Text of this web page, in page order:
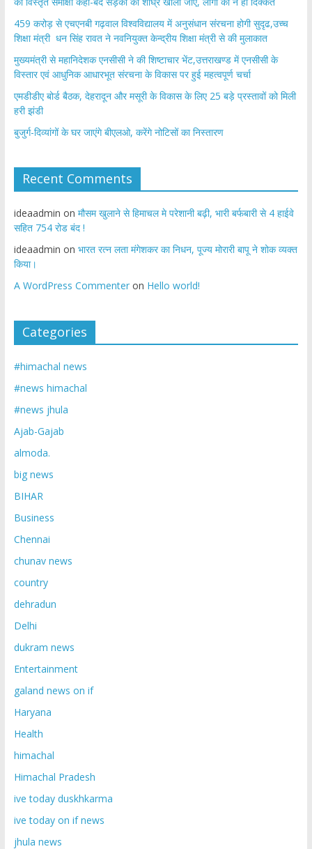
459 करोड़ से एचएनबी गढ़वाल विश्वविद्यालय में अनुसंधान संरचना होगी सुदृढ,उच्च
शिक्षा मंत्री धन सिंह रावत ने नवनियुक्त केन्द्रीय शिक्षा मंत्री से की मुलाकात
मुख्यमंत्री से महानिदेशक एनसीसी ने की शिष्टाचार भेंट,उत्तराखण्ड में एनसीसी के
विस्तार एवं आधुनिक आधारभूत संरचना के विकास पर हुई महत्वपूर्ण चर्चा
एमडीडीए बोर्ड बैठक, देहरादून और मसूरी के विकास के लिए 25 बड़े प्रस्तावों को मिली
हरी झंडी
बुजुर्ग-दिव्यांगों के घर जाएंगे बीएलओ, करेंगे नोटिसों का निस्तारण
Recent Comments
ideaadmin on मौसम खुलाने से हिमाचल मे परेशानी बढ़ी, भारी बर्फबारी से 4 हाईवे
सहित 754 रोड बंद !
ideaadmin on भारत रत्न लता मंगेशकर का निधन, पूज्य मोरारी बापू ने शोक व्यक्त
किया।
A WordPress Commenteron Hello world!
Categories
#himachal news
#news himachal
#news jhula
Ajab-Gajab
almoda.
big news
BIHAR
Business
Chennai
chunav news
country
dehradun
Delhi
dukram news
Entertainment
galand news on if
Haryana
Health
himachal
Himachal Pradesh
ive today duskhkarma
ive today on if news
jhula news